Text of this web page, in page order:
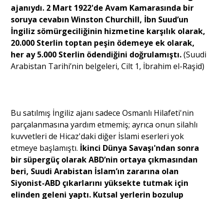
ajanıydı. 2 Mart 1922'de Avam Kamarasında bir
soruya cevabın Winston Churchill, İbn Suud’un
İngiliz sömürgeciliğinin hizmetine karşılık olarak,
20.000 Sterlin toptan peşin ödemeye ek olarak,
her ay 5.000 Sterlin ödendiğini doğrulamıştı.(Suudi
Arabistan Tarihi’nin belgeleri, Cilt 1, İbrahim el-Raşid)
Bu satılmış İngiliz ajanı sadece Osmanlı Hilafeti'nin
parçalanmasına yardım etmemiş; ayrıca onun silahlı
kuvvetleri de Hicaz'daki diğer İslami eserleri yok
etmeye başlamıştı. İkinci Dünya Savaşı'ndan sonra
bir süpergüç olarak ABD’nin ortaya çıkmasından
beri, Suudi Arabistan İslam’ın zararına olan
Siyonist-ABD çıkarlarını yüksekte tutmak için
elinden geleni yaptı. Kutsal yerlerin bozulup